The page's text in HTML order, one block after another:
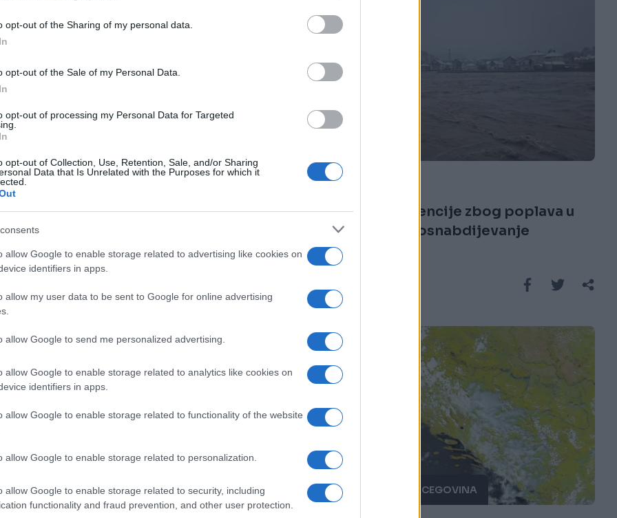
opt-out of the Sharing of my personal data.
opt-out of the Sale of my Personal Data.
opt-out of processing my Personal Data for Targeted
opt-out of Collection, Use, Retention, Sale, and/or Sharing
Data that Is Unrelated with the Purposes for which it
allow Google to enable storage related to advertising like cookies on
identifiers in apps.
allow my user data to be sent to Google for online advertising
allow Google to send me personalized advertising.
allow Google to enable storage related to analytics like cookies on
identifiers in apps.
allow Google to enable storage related to functionality of the website
allow Google to enable storage related to personalization.
allow Google to enable storage related to security, including
functionality and fraud prevention, and other user protection.
06.01.26. 18:22
Poplave u Crnoj Gori: Hitne službe
primile preko 450 poziva
06.01.26. 15:30
Brojne intervencije zbog poplava u
Goraždu, vodosnabdijevanje
prioritet
BOSNA I HERCEGOVINA BOSNA I HERCEGOVINA